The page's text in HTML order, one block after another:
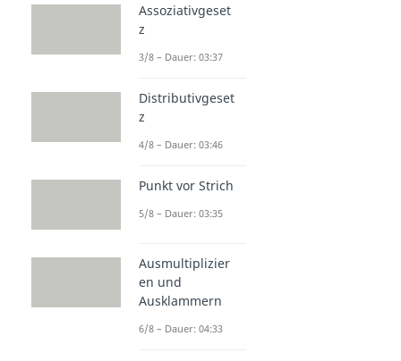
Assoziativgeset
z
3/8 – Dauer: 03:37
Distributivgeset
z
4/8 – Dauer: 03:46
Punkt vor Strich
5/8 – Dauer: 03:35
Ausmultiplizier
en und
Ausklammern
6/8 – Dauer: 04:33